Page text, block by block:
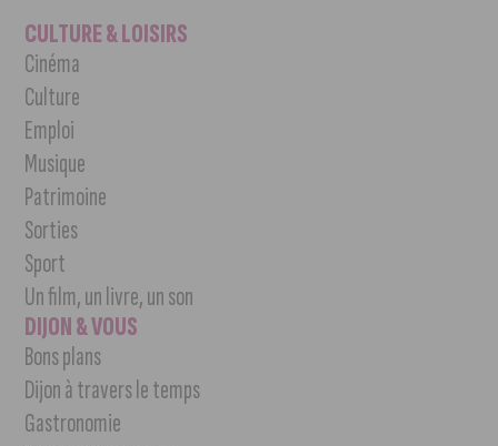
CULTURE & LOISIRS
Cinéma
Culture
Emploi
Musique
Patrimoine
Sorties
Sport
Un film, un livre, un son
DIJON & VOUS
Bons plans
Dijon à travers le temps
Gastronomie